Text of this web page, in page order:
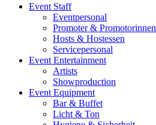
Event Staff
Eventpersonal
Promoter & Promotorinnen
Hosts & Hostessen
Servicepersonal
Event Entertainment
Artists
Showproduction
Event Equipment
Bar & Buffet
Licht & Ton